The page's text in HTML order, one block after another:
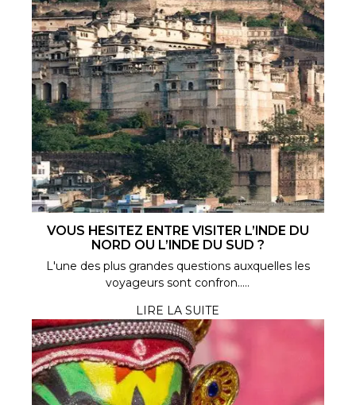
VOUS HESITEZ ENTRE VISITER L’INDE DU
NORD OU L’INDE DU SUD ?
L'une des plus grandes questions auxquelles les
voyageurs sont confron.....
LIRE LA SUITE